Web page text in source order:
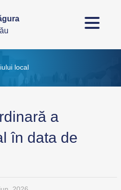
local
a
în data de